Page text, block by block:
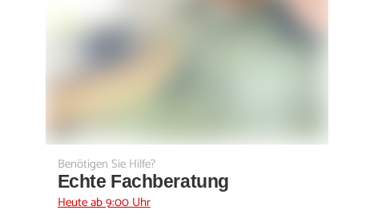
Benötigen Sie Hilfe?
Echte Fachberatung
Heute ab 9:00 Uhr